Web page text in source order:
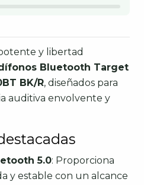
y libertad
Bluetooth Target
BK/R, diseñados para
auditiva envolvente y
5.0: Proporciona
y estable con un alcance